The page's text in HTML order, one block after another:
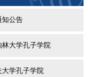
知公告
林大学孔子学院
大学孔子学院